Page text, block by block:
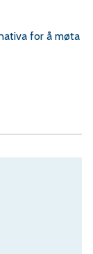
for å møta